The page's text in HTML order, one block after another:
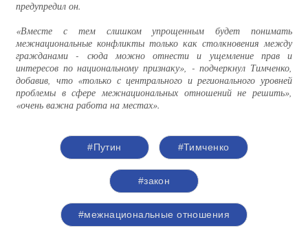
предупредил он.
«Вместе с тем слишком упрощенным будет понимать
межнациональные конфликты только как столкновения между
гражданами - сюда можно отнести и ущемление прав и
интересов по национальному признаку», - подчеркнул Тимченко,
добавив, что «только с центрального и регионального уровней
проблемы в сфере межнациональных отношений не решить»,
«очень важна работа на местах».
#Путин #Тимченко
#закон
#межнациональные отношения